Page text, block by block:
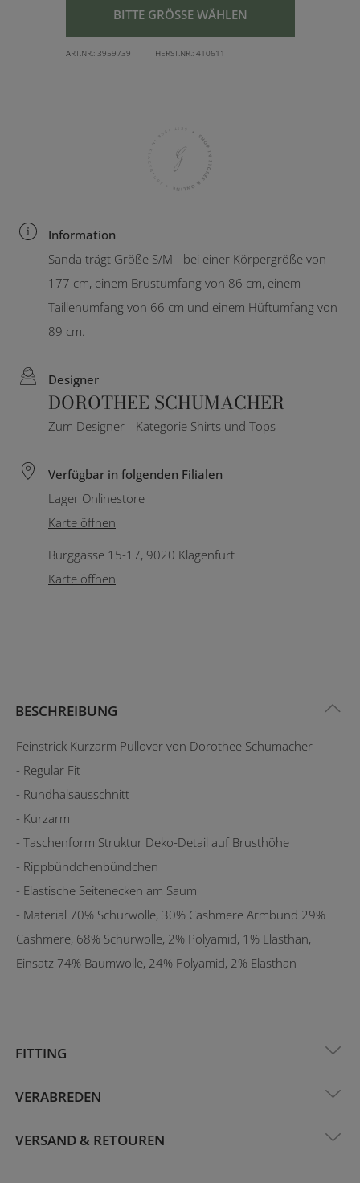
BITTE GRÖSSE WÄHLEN
ART.NR.: 3959739 HERST.NR.: 410611
Information
Sanda trägt Größe S/M - bei einer Körpergröße von
177 cm, einem Brustumfang von 86 cm, einem
Taillenumfang von 66 cm und einem Hüftumfang von
89 cm.
Designer
DOROTHEE SCHUMACHER
Zum Designer Kategorie Shirts und Tops
Verfügbar in folgenden Filialen
Lager Onlinestore
Karte öffnen
Burggasse 15-17, 9020 Klagenfurt
Karte öffnen
BESCHREIBUNG
Feinstrick Kurzarm Pullover von Dorothee Schumacher
- Regular Fit
- Rundhalsausschnitt
- Kurzarm
- Taschenform Struktur Deko-Detail auf Brusthöhe
- Rippbündchenbündchen
- Elastische Seitenecken am Saum
- Material 70% Schurwolle, 30% Cashmere Armbund 29%
Cashmere, 68% Schurwolle, 2% Polyamid, 1% Elasthan,
Einsatz 74% Baumwolle, 24% Polyamid, 2% Elasthan
FITTING
VERABREDEN
VERSAND & RETOUREN